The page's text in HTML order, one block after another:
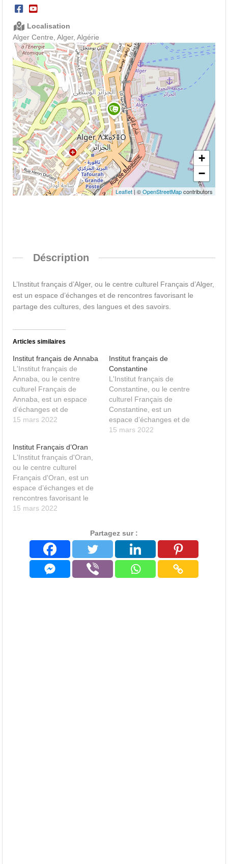
Localisation
Alger Centre, Alger, Algérie
+
−
Leaflet| ©OpenStreetMapcontributors
Déscription
L’Institut français d’Alger, ou le centre culturel Français d’Alger,
est un espace d’échanges et de rencontres favorisant le
partage des cultures, des langues et des savoirs.
Articles similaires
Institut français de Annaba
L'Institut français de
Annaba, ou le centre
culturel Français de
Annaba, est un espace
d’échanges et de
rencontres favorisant le
15 mars 2022
Institut français de
Constantine
L'Institut français de
Constantine, ou le centre
culturel Français de
Constantine, est un
espace d’échanges et de
rencontres favorisant le
15 mars 2022
Institut Français d’Oran
L'Institut français d'Oran,
ou le centre culturel
Français d'Oran, est un
espace d’échanges et de
rencontres favorisant le
partage des cultures, des
15 mars 2022
Partagez sur :